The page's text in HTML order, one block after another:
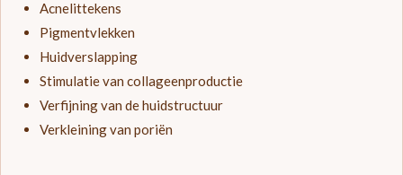
Acnelittekens
Pigmentvlekken
Huidverslapping
Stimulatie van collageenproductie
Verfijning van de huidstructuur
Verkleining van poriën